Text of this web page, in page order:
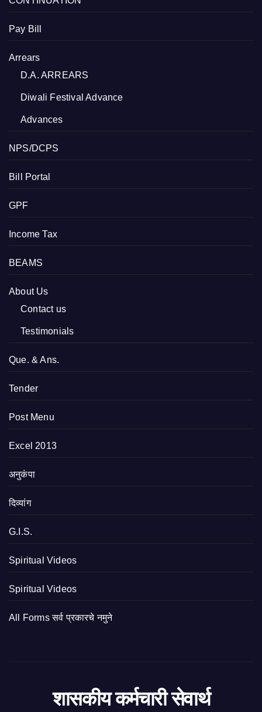
Pay Bill
Arrears
D.A. ARREARS
Diwali Festival Advance
Advances
NPS/DCPS
Bill Portal
GPF
Income Tax
BEAMS
About Us
Contact us
Testimonials
Que. & Ans.
Tender
Post Menu
Excel 2013
अनुकंपा
दिव्यांग
G.I.S.
Spiritual Videos
Spiritual Videos
All Forms सर्व प्रकारचे नमुने
शासकीय कर्मचारी सेवार्थ